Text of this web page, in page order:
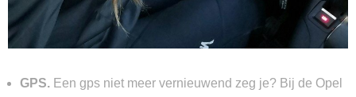
GPS. Een gps niet meer vernieuwend zeg je? Bij de Opel